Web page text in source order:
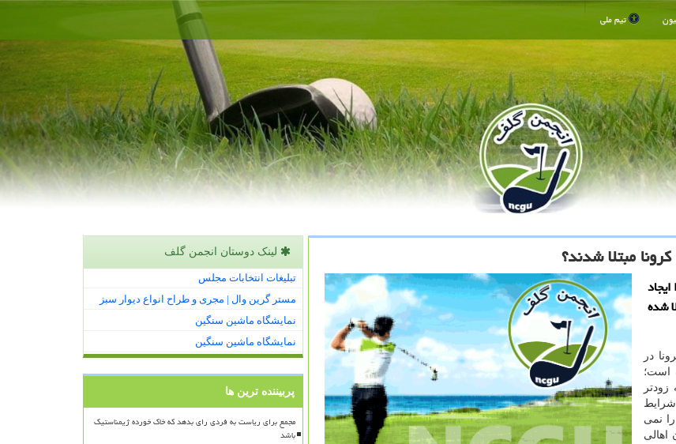
تیم ملی
مبتلا شدند؟
شده
در
است؛
نمی
اهالی
لینک دوستان انجمن گلف
تبلیغات انتخابات مجلس
مستر گرین وال | مجری و طراح انواع دیوار سبز
نمایشگاه ماشین سنگین
نمایشگاه ماشین سنگین
پربیننده ترین ها
مجمع برای ریاست به فردی رای بدهد که خاک خورده ژیمناستیک
باشد